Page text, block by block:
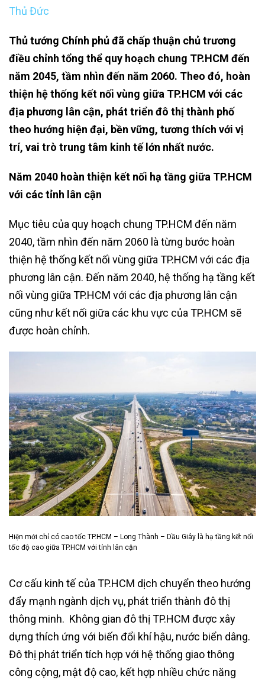
Thủ Đức
Thủ tướng Chính phủ đã chấp thuận chủ trương
điều chỉnh tổng thể quy hoạch chung TP.HCM đến
năm 2045, tầm nhìn đến năm 2060. Theo đó, hoàn
thiện hệ thống kết nối vùng giữa TP.HCM với các
địa phương lân cận, phát triển đô thị thành phố
theo hướng hiện đại, bền vững, tương thích với vị
trí, vai trò trung tâm kinh tế lớn nhất nước.
Năm 2040 hoàn thiện kết nối hạ tầng giữa TP.HCM
với các tỉnh lân cận
Mục tiêu của quy hoạch chung TP.HCM đến năm
2040, tầm nhìn đến năm 2060 là từng bước hoàn
thiện hệ thống kết nối vùng giữa TP.HCM với các địa
phương lân cận. Đến năm 2040, hệ thống hạ tầng kết
nối vùng giữa TP.HCM với các địa phương lân cận
cũng như kết nối giữa các khu vực của TP.HCM sẽ
được hoàn chỉnh.
Hiện mới chỉ có cao tốc TP.HCM – Long Thành – Dầu Giây là hạ tầng kết nối
tốc độ cao giữa TP.HCM với tỉnh lân cận
Cơ cấu kinh tế của TP.HCM dịch chuyển theo hướng
đẩy mạnh ngành dịch vụ, phát triển thành đô thị
thông minh. Không gian đô thị TP.HCM được xây
dựng thích ứng với biến đổi khí hậu, nước biển dâng.
Đô thị phát triển tích hợp với hệ thống giao thông
công cộng, mật độ cao, kết hợp nhiều chức năng